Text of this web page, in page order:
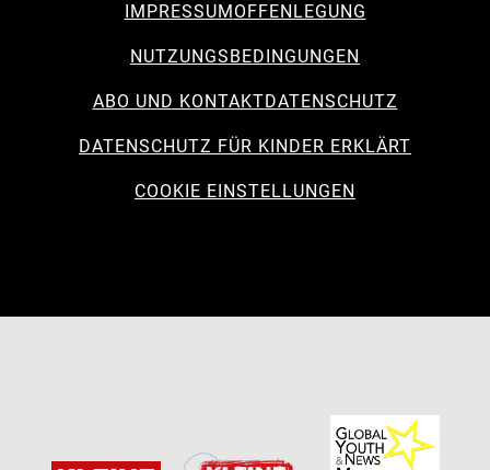
IMPRESSUM OFFENLEGUNG
NUTZUNGSBEDINGUNGEN
ABO UND KONTAKTDATENSCHUTZ
DATENSCHUTZ FÜR KINDER ERKLÄRT
COOKIE EINSTELLUNGEN